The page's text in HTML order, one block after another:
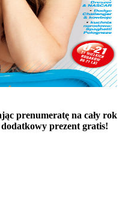
prenumeratę na cały rok
prezent gratis!